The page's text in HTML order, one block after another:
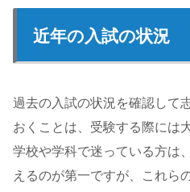
近年の入試の状況
過去の入試の状況を確認して
おくことは、受験する際には
学校や学科で迷っている方は
えるのが第一ですが、これら